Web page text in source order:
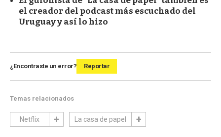
el creador del podcast más escuchado del
Uruguay y así lo hizo
¿Encontraste un error? Reportar
Temas relacionados
Netflix La casa de papel